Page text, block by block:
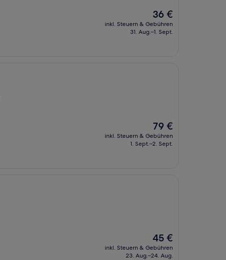
Der
Preis
beträgt
36 €
inkl. Steuern & Gebühren
31. Aug.–1. Sept.
Der
Preis
beträgt
79 €
inkl. Steuern & Gebühren
1. Sept.–2. Sept.
Der
Preis
beträgt
45 €
inkl. Steuern & Gebühren
23. Aug.–24. Aug.